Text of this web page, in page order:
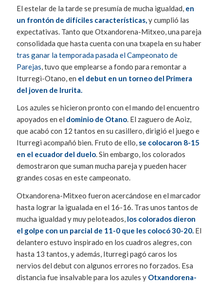
El estelar de la tarde se presumía de mucha igualdad, en
un frontón de difíciles características,y cumplió las
expectativas. Tanto que Otxandorena-Mitxeo, una pareja
consolidada que hasta cuenta con una txapela en su haber
tras ganar la temporada pasada el Campeonato de
Parejas, tuvo que emplearse a fondo para remontar a
Iturregi-Otano, en el debut en un torneo del Primera
del joven de Irurita.
Los azules se hicieron pronto con el mando del encuentro
apoyados en el dominio de Otano. El zaguero de Aoiz,
que acabó con 12 tantos en su casillero, dirigió el juego e
Iturregi acompañó bien. Fruto de ello, se colocaron 8-15
en el ecuador del duelo. Sin embargo, los colorados
demostraron que suman mucha pareja y pueden hacer
grandes cosas en este campeonato.
Otxandorena-Mitxeo fueron acercándose en el marcador
hasta lograr la igualada en el 16-16. Tras unos tantos de
mucha igualdad y muy peloteados, los colorados dieron
el golpe con un parcial de 11-0 que les colocó 30-20.El
delantero estuvo inspirado en los cuadros alegres, con
hasta 13 tantos, y además, Iturregi pagó caros los
nervios del debut con algunos errores no forzados. Esa
distancia fue insalvable para los azules y Otxandorena-